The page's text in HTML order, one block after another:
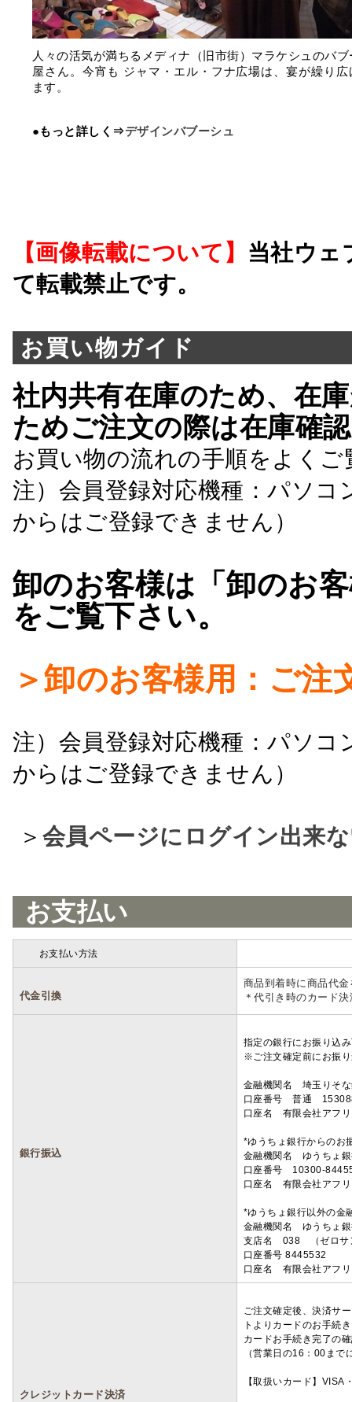
人々の活気が満ちるメディナ（旧市街）マラケシュのバ
屋さん。今宵も ジャマ・エル・フナ広場は、宴が繰り広
ます。
●もっと詳しく⇒デザインバブーシュ
【画像転載について】 当社ウェ
て転載禁止です。
お買い物ガイド
社内共有在庫のため、在
ためご注文の際は在庫確
お買い物の流れの手順をよくご
注）会員登録対応機種：パソ
からはご登録できません）
卸のお客様は「卸のお
をご覧下さい。
＞卸のお客様用：ご注
注）会員登録対応機種：パソ
からはご登録できません）
＞ 会員ページにログイン出来
お支払い
お支払い方法
代金引換
商品到着時に商品代
＊代引き時のカード
銀行振込
指定の銀行にお振り込
※ご注文確定前にお振
金融機関名 埼玉りそ
口座番号 普通
口座名 有限会社アフ
*ゆうちょ銀行からのお
金融機関名 ゆうちょ
口座番号 10300-
口座名 有限会社アフ
*ゆうちょ銀行以外の金
金融機関名 ゆうちょ
支店名 038 （ゼロサ
口座番号 8445532
口座名 有限会社アフ
クレジットカード決済
ご注文確定後、決済サ
トよりカードのお手続
カードお手続き完了の
（営業日の16：00ま
【取扱いカード】